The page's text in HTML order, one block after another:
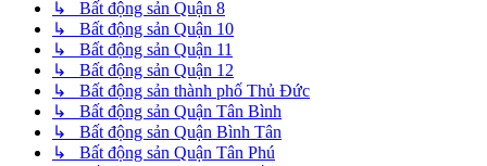
↳ Bất động sản Quận 8
↳ Bất động sản Quận 10
↳ Bất động sản Quận 11
↳ Bất động sản Quận 12
↳ Bất động sản thành phố Thủ Đức
↳ Bất động sản Quận Tân Bình
↳ Bất động sản Quận Bình Tân
↳ Bất động sản Quận Tân Phú